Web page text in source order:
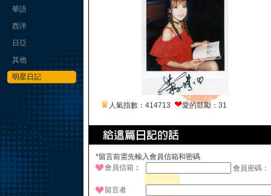
華語
西洋
日亞
其他
明星日記
♛ 人氣指數：414713 ❤愛的鼓勵：31
*留言前需先輸入會員信箱和密碼
會員信箱 ： 會員密碼：
留言者